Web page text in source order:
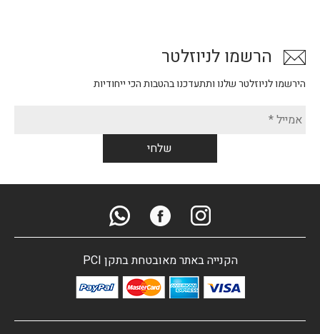
הרשמו לניוזלטר
הירשמו לניוזלטר שלנו ותתעדכנו בהטבות הכי ייחודיות
הקנייה באתר מאובטחת בתקן PCI